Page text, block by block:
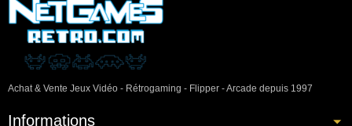
Achat & Vente Jeux Vidéo - Rétrogaming - Flipper - Arcade depuis 1997
Informations